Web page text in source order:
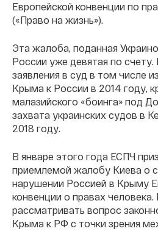
Европейской конвенции по
(«Право на жизнь»).
Эта жалоба, поданная
России уже девятая по
заявления в суд в том числе
Крыма к России в 2014 году,
малазийского «боинга» под
захвата украинских судов в
2018 году.
В январе этого года ЕСПЧ
приемлемой жалобу Киева о
нарушении Россией в Крыму
конвенции о правах
рассматривать вопрос
Крыма к РФ с точки зрения